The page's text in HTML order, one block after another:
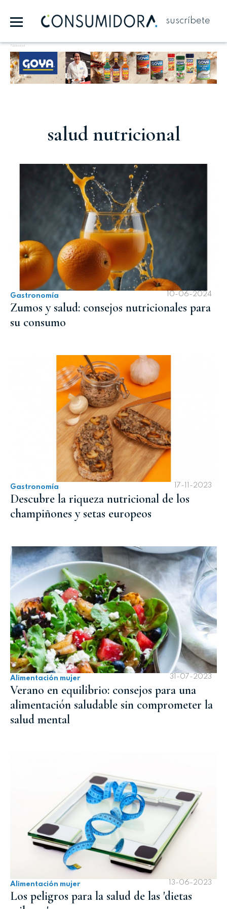
suscríbete
Publicidad
salud nutricional
Gastronomía 10-06-2024
Zumos y salud: consejos nutricionales para
su consumo
Gastronomía 17-11-2023
Descubre la riqueza nutricional de los
champiñones y setas europeos
Alimentación mujer 31-07-2023
Verano en equilibrio: consejos para una
alimentación saludable sin comprometer la
salud mental
Alimentación mujer 13-06-2023
Los peligros para la salud de las 'dietas